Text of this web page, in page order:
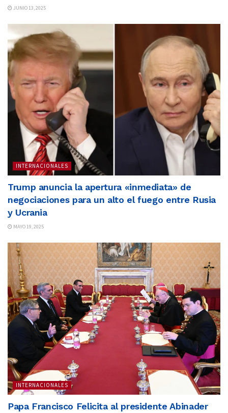
JUNIO 13, 2025
INTERNACIONALES
Trump anuncia la apertura «inmediata» de
negociaciones para un alto el fuego entre Rusia
y Ucrania
MAYO 19, 2025
INTERNACIONALES
Papa Francisco Felicita al presidente Abinader